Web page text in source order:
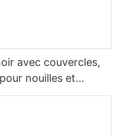
avec couvercles,
nouilles et